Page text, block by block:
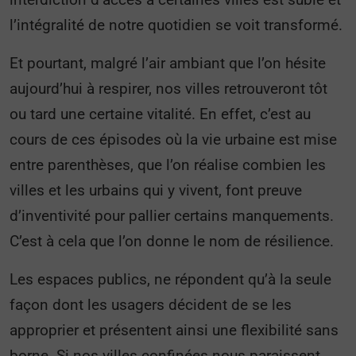
l’intégralité de notre quotidien se voit transformé.
Et pourtant, malgré l’air ambiant que l’on hésite
aujourd’hui à respirer, nos villes retrouveront tôt
ou tard une certaine vitalité. En effet, c’est au
cours de ces épisodes où la vie urbaine est mise
entre parenthèses, que l’on réalise combien les
villes et les urbains qui y vivent, font preuve
d’inventivité pour pallier certains manquements.
C’est à cela que l’on donne le nom de résilience.
Les espaces publics, ne répondent qu’à la seule
façon dont les usagers décident de se les
approprier et présentent ainsi une flexibilité sans